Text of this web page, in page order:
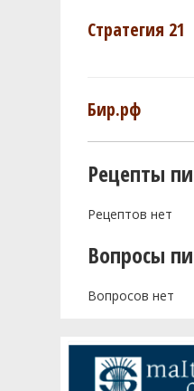
Стратегия 21
Бир.рф
Рецепты
Рецептов нет
Вопросы
Вопросов нет